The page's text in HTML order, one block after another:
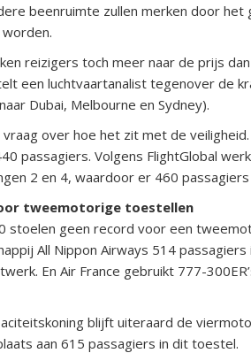
beenruimte zullen merken door het
reizigers toch meer naar de prijs
een luchtvaartanalist tegenover de
Dubai, Melbourne en Sydney).
over hoe het zit met de
passagiers. Volgens FlightGlobal
2 en 4, waardoor er 460
tweemotorige toestellen
stoelen geen record voor een
All Nippon Airways 514
En Air France gebruikt 777-
blijft uiteraard de
aan 615 passagiers in dit toestel.